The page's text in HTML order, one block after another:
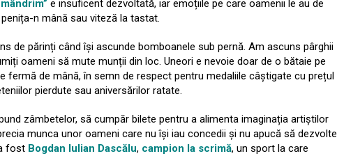
e insuficent dezvoltată, iar emoțiile pe care oamenii le au de
n mână sau viteză la tastat.
de părinți când își ascunde bomboanele sub pernă. Am ascuns pârghii
oameni să mute munții din loc. Uneori e nevoie doar de o bătaie pe
fermă de mână, în semn de respect pentru medaliile câștigate cu prețul
pierdute sau aniversărilor ratate.
zâmbetelor, să cumpăr bilete pentru a alimenta imaginația artiștilor
munca unor oameni care nu își iau concedii și nu apucă să dezvolte
fost Bogdan Iulian Dascălu, campion la scrimă, un sport la care